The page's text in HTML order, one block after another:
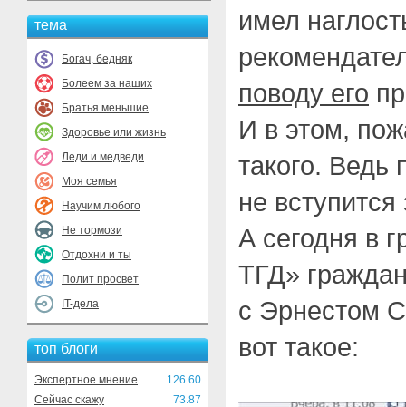
тема
Богач, бедняк
Болеем за наших
Братья меньшие
Здоровье или жизнь
Леди и медведи
Моя семья
Научим любого
Не тормози
Отдохни и ты
Полит просвет
IT-дела
топ блоги
Экспертное мнение
126.60
Сейчас скажу
73.87
имел
поводу его
И в этом,
такого. Ведь
не
А сегодня в
ТГД»
с Эрнестом
вот такое: